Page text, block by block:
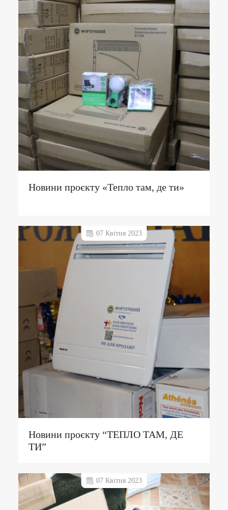
Новини проєкту «Тепло там, де ти»
Новини проєкту “ТЕПЛО ТАМ, ДЕ
ТИ”
07 Квітня 2023
07 Квітня 2023